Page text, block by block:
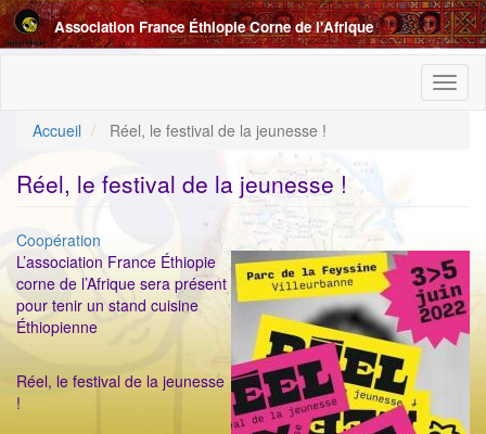
Aller
au
contenu
Association France Éthiopie Corne de l'Afrique
Accueil
Réel, le festival de la jeunesse !
Réel, le festival de la jeunesse !
Catégorie
Coopération
ImageenAvant
L’association France Éthiopie
corne de l’Afrique sera présent
pour tenir un stand cuisine
Éthiopienne
Réel, le festival de la jeunesse
!